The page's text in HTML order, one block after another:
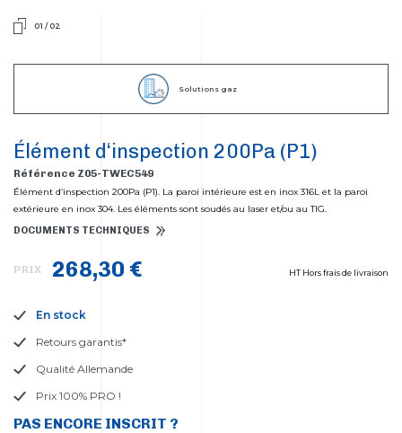
01 / 02
Solutions gaz
Élément d‘inspection 200Pa (P1)
Référence Z05-TWEC549
Élément d‘inspection 200Pa (P1). La paroi intérieure est en inox 316L et la paroi
extérieure en inox 304. Les éléments sont soudés au laser et/ou au TIG.
DOCUMENTS TECHNIQUES
PRIX 268,30 € HT Hors frais de livraison
En stock
Retours garantis*
Qualité Allemande
Prix 100% PRO !
PAS ENCORE INSCRIT ?